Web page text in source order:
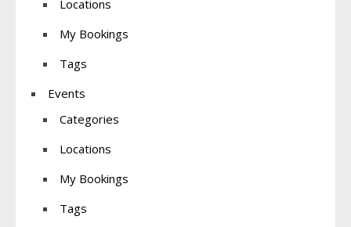
Locations
My Bookings
Tags
Events
Categories
Locations
My Bookings
Tags